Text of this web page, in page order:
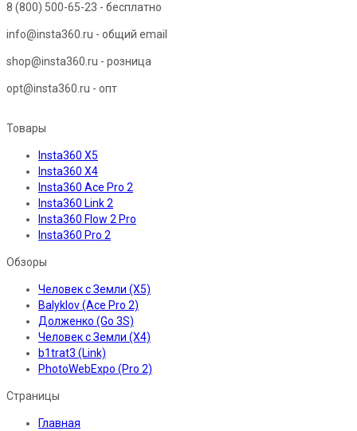
8 (800) 500-65-23 - бесплатно
info@insta360.ru - общий email
shop@insta360.ru - розница
opt@insta360.ru - опт
Товары
Insta360 X5
Insta360 X4
Insta360 Ace Pro 2
Insta360 Link 2
Insta360 Flow 2 Pro
Insta360 Pro 2
Обзоры
Человек с Земли (X5)
Balyklov (Ace Pro 2)
Долженко (Go 3S)
Человек с Земли (X4)
b1trat3 (Link)
PhotoWebExpo (Pro 2)
Страницы
Главная